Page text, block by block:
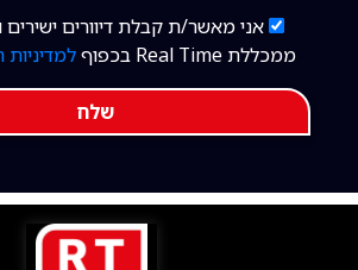
אני מאשר/ת קבלת דיוורים ישירים
ממכללת Real Time בכפוף
שלח